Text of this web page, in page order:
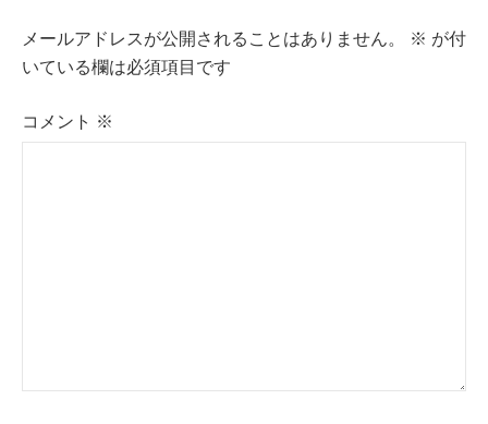
ゲ
ー
シ
メールアドレスが公開されることはありません。 ※ が付
いている欄は必須項目です
コメント ※